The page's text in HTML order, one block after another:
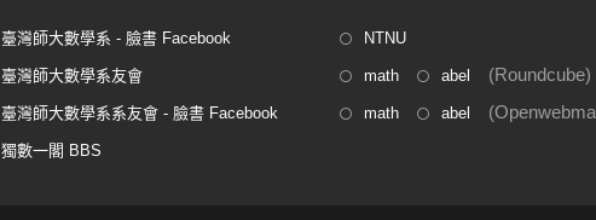
臺灣師大數學系 - 臉書 Facebook
臺灣師大數學系友會
臺灣師大數學系系友會 - 臉書 Facebook
獨數一閣 BBS
NTNU
math abel (Roundcube)
math abel